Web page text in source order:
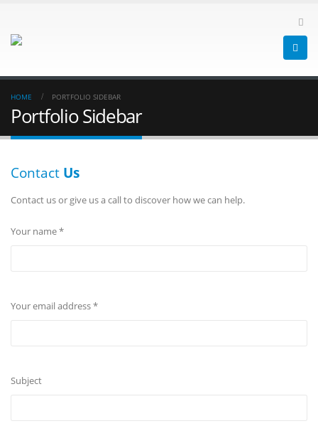
HOME PORTFOLIO SIDEBAR
Portfolio Sidebar
Contact Us
Contact us or give us a call to discover how we can help.
Your name *
Your email address *
Subject